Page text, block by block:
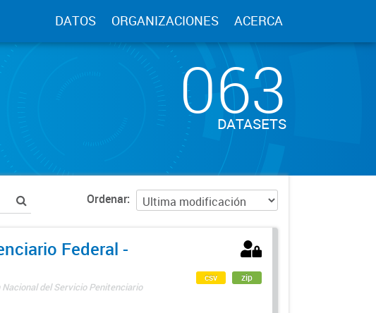
DATOS ORGANIZACIONES ACERCA
063
DATASETS
Ordenar
Federal -
del Servicio Penitenciario
csv zip